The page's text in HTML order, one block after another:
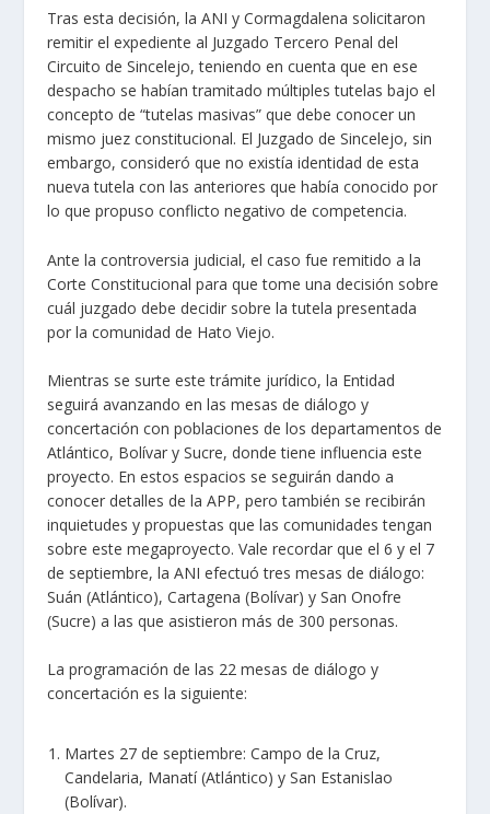
Tras esta decisión, la ANI y Cormagdalena solicitaron
remitir el expediente al Juzgado Tercero Penal del
Circuito de Sincelejo, teniendo en cuenta que en ese
despacho se habían tramitado múltiples tutelas bajo el
concepto de “tutelas masivas” que debe conocer un
mismo juez constitucional. El Juzgado de Sincelejo, sin
embargo, consideró que no existía identidad de esta
nueva tutela con las anteriores que había conocido por
lo que propuso conflicto negativo de competencia.
Ante la controversia judicial, el caso fue remitido a la
Corte Constitucional para que tome una decisión sobre
cuál juzgado debe decidir sobre la tutela presentada
por la comunidad de Hato Viejo.
Mientras se surte este trámite jurídico, la Entidad
seguirá avanzando en las mesas de diálogo y
concertación con poblaciones de los departamentos de
Atlántico, Bolívar y Sucre, donde tiene influencia este
proyecto. En estos espacios se seguirán dando a
conocer detalles de la APP, pero también se recibirán
inquietudes y propuestas que las comunidades tengan
sobre este megaproyecto. Vale recordar que el 6 y el 7
de septiembre, la ANI efectuó tres mesas de diálogo:
Suán (Atlántico), Cartagena (Bolívar) y San Onofre
(Sucre) a las que asistieron más de 300 personas.
La programación de las 22 mesas de diálogo y
concertación es la siguiente:
​​Martes 27 de septiembre: Campo de la Cruz,
Candelaria, Manatí (Atlántico) y San Estanislao
(Bolívar).